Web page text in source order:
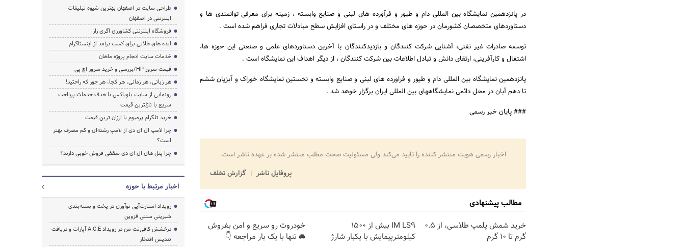
در پانزدهمین نمایشگاه بین المللی دام و طیور و فرآورده های لبنی و صنایع وابسته ، زمینه برای معرفی توانمندی ها و
دستاوردهای متخصصان کشورمان در حوزه های مختلف و در راستای افزایش سطح مبادلات تجاری فراهم شده است .
توسعه صادرات غیر نفتی، آشنایی شرکت کنندگان و بازدیدکنندگان با آخرین دستاوردهای علمی و صنعتی این حوزه ها،
اشتغال و کارآفرینی، ارتقای دانش و تبادل اطلاعات بین شرکت کنندگان ، از دیگر اهداف این نمایشگاه است .
پانزدهمین نمایشگاه بین المللی دام و طیور و فراورده های لبنی و صنایع وابسته و نخستین نمایشگاه خوراک و آبزیان ششم
تا دهم آبان در محل دائمی نمایشگاههای بین المللی ایران برگزار خوهد شد .
### پایان خبر رسمی
اخبار رسمی هویت منتشر کننده را تایید می‌کند ولی مسئولیت صحت مطلب منتشر شده بر عهده ناشر است.
پروفایل ناشر
گزارش تخلف
مطالب پیشنهادی
خرید شمش پلمپ طلاسی، از ۰.۵
گرم تا ۱۰ گرم
IM LS9 بیش از 1500
کیلومترپیمایش با یکبار شارژ
خودروت رو سریع و امن بفروش
🚘 تنها با یک بار مراجعه 👇
طراحی سایت در اصفهان بهترین شیوه تبلیغات
اینترنتی در اصفهان
فروشگاه اینترنتی کشاورزی اگری راز
ایده های طلایی برای کسب درآمد از اینستاگرام
خدمات سایت انجام پروژه ماهان
قیمت سرور HP/بررسی و خرید سرور اچ پی
هر زبانی، هر زمانی، هر کجا، هر جور که راحتید!
رونمایی از سایت بلوباکس با هدف خدمات پرداخت
سریع با نازلترین قیمت
خرید تلگرام پرمیوم با ارزان ترین قیمت
چرا لامپ ال ای دی از لامپ رشته‌ای و کم مصرف بهتر
است؟
چرا پنل های ال ای دی سقفی فروش خوبی دارند؟
اخبار مرتبط با حوزه
رویداد استارت‌آپی نوآوری در پخت و بسته‌بندی
شیرینی سنتی قزوین
درخشش کافی‌نت من در رویداد A.C.E آپارات و دریافت
تندیس افتخار